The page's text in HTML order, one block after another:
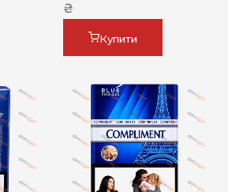
₴
Купити